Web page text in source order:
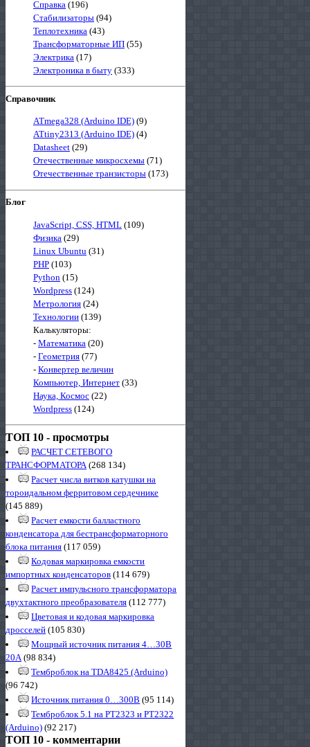
Справка (196)
Стабилизаторы (94)
Теплотехника (43)
Трансформаторные ИП (55)
Электрика (17)
Электроника в быту (333)
Справочник
ATmega328 (Arduino IDE) (9)
ATtiny2313 (Arduino IDE) (4)
Datasheet (29)
Отечественные микросхемы (71)
Отечественные транзисторы (173)
Блог
JavaScript, CSS, HTML (109)
Физика (29)
Linux Ubuntu (31)
PHP (103)
Python (15)
Wordpress (124)
Метрология (24)
Технологии (139)
Калькуляторы:
- Математика (20)
- Геометрия (77)
- Конвертер величин
Компьютер, Интернет (33)
Наука, Космос (22)
Wordpress (124)
ТОП 10 - просмотры
РАСЧЕТ СЕТЕВОГО
ТРАНСФОРМАТОРА (268 134)
Расчет числа витков катушки на
тороидальном ферритовом сердечнике
(145 889)
Расчет емкости балластного
конденсатора для бестрансформаторного
блока питания (117 059)
Кодовая маркировка емкости
импортных конденсаторов (114 679)
Расчет импульсного трансформатора
двухтактного преобразователя (112 777)
Цветовая и кодовая маркировка
дросселей (105 830)
Мощный источник питания 4…30В
20А (98 834)
Темброблок на TDA8425 (Arduino)
(96 742)
Источник питания 0…300В (95 114)
Темброблок 5.1 на PT2323 и PT2322
(Arduino) (92 217)
ТОП 10 - комментарии